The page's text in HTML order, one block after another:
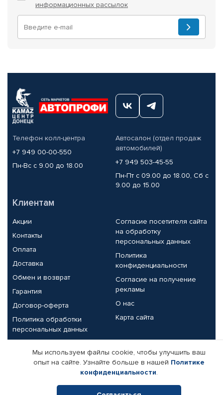
информационных рассылок
Телефон колл-центра
+7 949 00-00-550
Пн-Вс с 9.00 до 18.00
Автосалон (отдел продаж
автомобилей)
+7 949 503-45-55
Пн-Пт с 09.00 до 18.00, Сб с
9.00 до 15.00
Клиентам
Акции
Контакты
Оплата
Доставка
Обмен и возврат
Гарантия
Договор-оферта
Политика обработки
персональных данных
Согласие посетителя сайта
на обработку
персональных данных
Политика
конфиденциальности
Согласие на получение
рекламы
О нас
Карта сайта
Партнерам
Корпоративным клиентам
Поставщикам
Реквизиты компании
Мы используем файлы cookie, чтобы улучшить ваш
опыт на сайте. Узнайте больше в нашей Политике
конфиденциальности.